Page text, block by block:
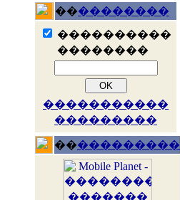
����������
����������
��������
�����������
���������
�����������